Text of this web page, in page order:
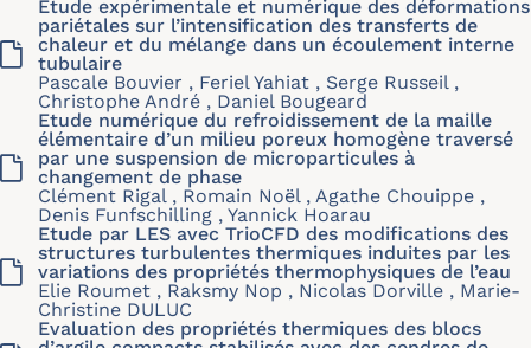
Etude expérimentale et numérique des déformations
pariétales sur l’intensification des transferts de
chaleur et du mélange dans un écoulement interne
tubulaire
Pascale Bouvier , Feriel Yahiat , Serge Russeil ,
Christophe André , Daniel Bougeard
Etude numérique du refroidissement de la maille
élémentaire d’un milieu poreux homogène traversé
par une suspension de microparticules à
changement de phase
Clément Rigal , Romain Noël , Agathe Chouippe ,
Denis Funfschilling , Yannick Hoarau
Etude par LES avec TrioCFD des modifications des
structures turbulentes thermiques induites par les
variations des propriétés thermophysiques de l’eau
Elie Roumet , Raksmy Nop , Nicolas Dorville , Marie-
Christine DULUC
Evaluation des propriétés thermiques des blocs